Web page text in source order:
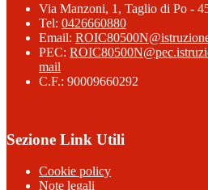
Via Manzoni, 1, Taglio di Po -
Tel: 0426660880
Email:
PEC:
mail
C.F.: 90009660292
Sezione Link Utili
Cookie policy
Note legali